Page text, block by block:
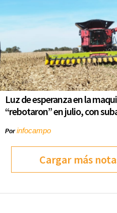
Luz de esperanza en la
“rebotaron” en julio, con
Porinfocampo
Cargar más